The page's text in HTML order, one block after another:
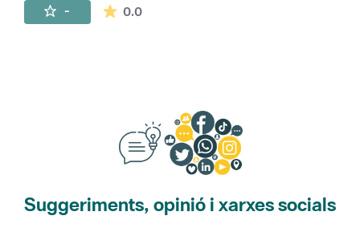
- 0.0La mitjana de les valoracions és de 0
Suggeriments, opinió i xarxes socials